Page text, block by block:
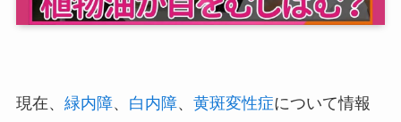
現在、 緑内障、 白内障、 黄斑変性症について情報